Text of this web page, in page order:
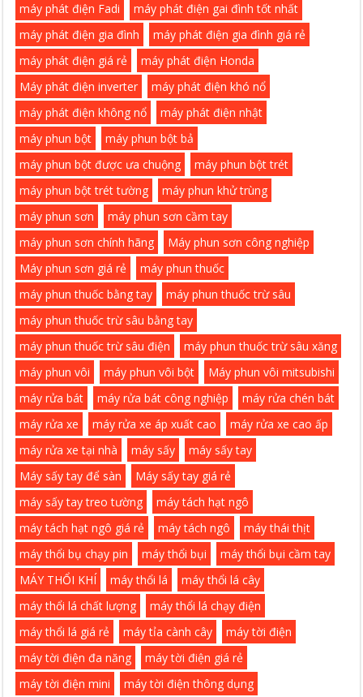
máy phát điện Fadi
máy phát điện gai đình tốt nhất
máy phát điện gia đình
máy phát điện gia đình giá rẻ
máy phát điện giá rẻ
máy phát điện Honda
Máy phát điện inverter
máy phát điện khó nổ
máy phát điện không nổ
máy phát điện nhật
máy phun bột
máy phun bột bả
máy phun bột được ưa chuộng
máy phun bột trét
máy phun bột trét tường
máy phun khử trùng
máy phun sơn
máy phun sơn cầm tay
máy phun sơn chính hãng
Máy phun sơn công nghiệp
Máy phun sơn giá rẻ
máy phun thuốc
máy phun thuốc bằng tay
máy phun thuốc trừ sâu
máy phun thuốc trừ sâu bằng tay
máy phun thuốc trừ sâu điện
máy phun thuốc trừ sâu xăng
máy phun vôi
máy phun vôi bột
Máy phun vôi mitsubishi
máy rửa bát
máy rửa bát công nghiệp
máy rửa chén bát
máy rửa xe
máy rửa xe áp xuất cao
máy rửa xe cao ấp
máy rửa xe tại nhà
máy sấy
máy sấy tay
Máy sấy tay để sàn
Máy sấy tay giá rẻ
máy sấy tay treo tường
máy tách hạt ngô
máy tách hạt ngô giá rẻ
máy tách ngô
máy thái thịt
máy thổi bụ chạy pin
máy thổi bụi
máy thổi bụi cầm tay
MÁY THỔI KHÍ
máy thổi lá
máy thổi lá cây
máy thổi lá chất lượng
máy thổi lá chạy điện
máy thổi lá giá rẻ
máy tỉa cành cây
máy tời điện
máy tời điện đa năng
máy tời điện giá rẻ
máy tời điện mini
máy tời điện thông dụng